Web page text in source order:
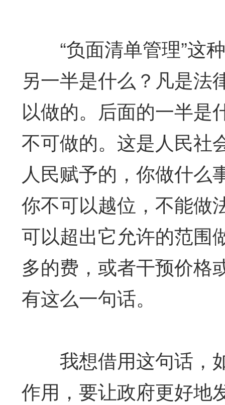
“负面清单管理”这种
另一半是什么？凡是法
以做的。后面的一半是
不可做的。这是人民社
人民赋予的，你做什么
你不可以越位，不能做
可以超出它允许的范围
多的费，或者干预价格
有这么一句话。
我想借用这句话，
作用，要让政府更好地